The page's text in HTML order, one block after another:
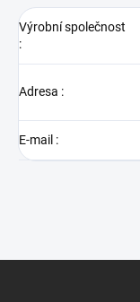
Výrobní společnost
:
Adresa :
E-mail :